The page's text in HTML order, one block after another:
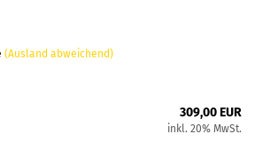
(Ausland abweichend)
309,00 EUR
inkl. 20% MwSt.